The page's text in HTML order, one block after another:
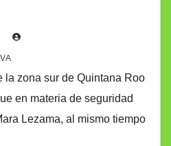
la zona sur de Quintana Roo
en materia de seguridad
Lezama, al mismo tiempo